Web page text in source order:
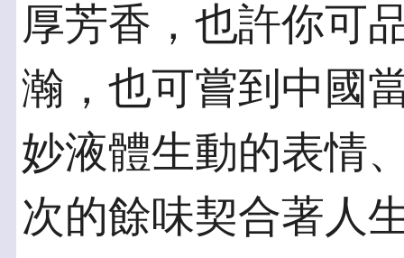
厚芳香，也許你可
瀚，也可嘗到中國
妙液體生動的表情
次的餘味契合著人